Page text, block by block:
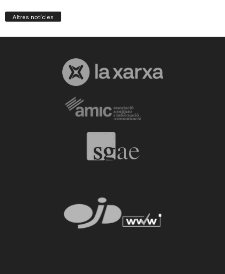
Altres notícies